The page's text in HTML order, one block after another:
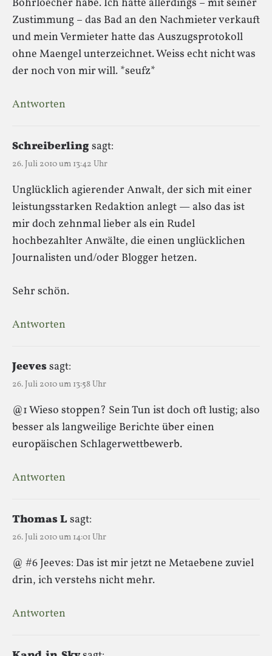
Bohrloecher habe. Ich hatte allerdings – mit seiner
Zustimmung – das Bad an den Nachmieter verkauft
und mein Vermieter hatte das Auszugsprotokoll
ohne Maengel unterzeichnet. Weiss echt nicht was
der noch von mir will. *seufz*
Antworten
Schreiberlingsagt:
26. Juli 2010 um 13:42 Uhr
Unglücklich agierender Anwalt, der sich mit einer
leistungsstarken Redaktion anlegt — also das ist
mir doch zehnmal lieber als ein Rudel
hochbezahlter Anwälte, die einen unglücklichen
Journalisten und/oder Blogger hetzen.
Sehr schön.
Antworten
Jeevessagt:
26. Juli 2010 um 13:58 Uhr
@1 Wieso stoppen? Sein Tun ist doch oft lustig; also
besser als langweilige Berichte über einen
europäischen Schlagerwettbewerb.
Antworten
Thomas Lsagt:
26. Juli 2010 um 14:01 Uhr
@ #6 Jeeves: Das ist mir jetzt ne Metaebene zuviel
drin, ich verstehs nicht mehr.
Antworten